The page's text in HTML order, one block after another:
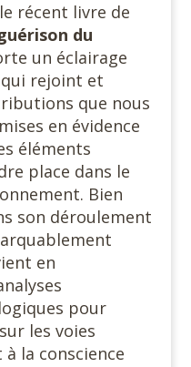
récent livre de
du
un éclairage
rejoint et
que nous
en évidence
éléments
place dans le
Bien
son déroulement
en
pour
les voies
à la conscience